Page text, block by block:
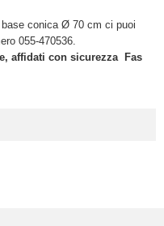
conica Ø 70 cm ci puoi
055-470536.
affidati con sicurezza Fas